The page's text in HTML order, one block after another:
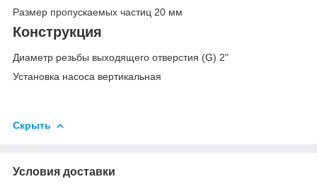
Размер пропускаемых частиц 20 мм
Конструкция
Диаметр резьбы выходящего отверстия (G) 2"
Установка насоса вертикальная
Скрыть
Условия доставки